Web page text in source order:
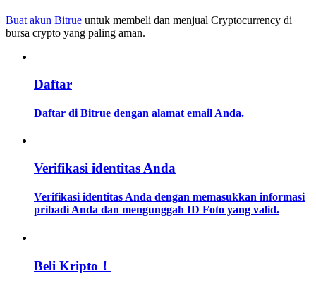
Memandu
Buat akun Bitrue untuk membeli dan menjual Cryptocurrency di
bursa crypto yang paling aman.
Daftar
Daftar di Bitrue dengan alamat email Anda.
Verifikasi identitas Anda
Verifikasi identitas Anda dengan memasukkan informasi
pribadi Anda dan mengunggah ID Foto yang valid.
Beli Kripto！